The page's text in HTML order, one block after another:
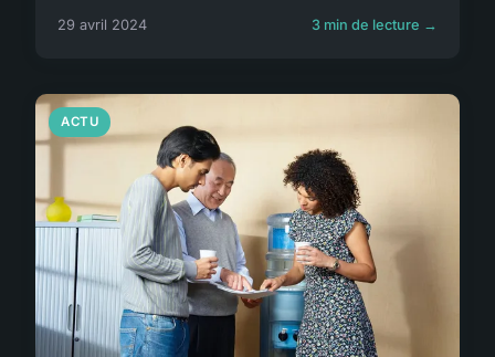
29 avril 2024 3 min de lecture →
ACTU